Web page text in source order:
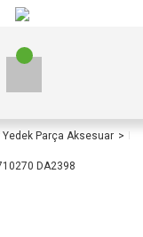
Yedek Parça Aksesuar